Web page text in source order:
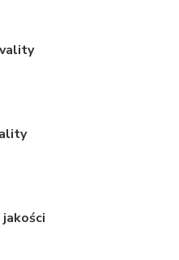
jakości